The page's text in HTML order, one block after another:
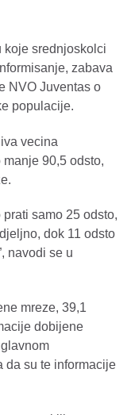
koje srednjoskolci
zabava
NVO Juventas o
populacije.
vecina
90,5 odsto,
samo 25 odsto,
dok 11 odsto
navodi se u
mreze, 39,1
dobijene
da su te informacije